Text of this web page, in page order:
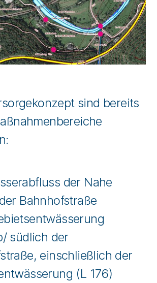
sind bereits
der Nahe
Bahnhofstraße
südlich der
einschließlich der
(L 176)